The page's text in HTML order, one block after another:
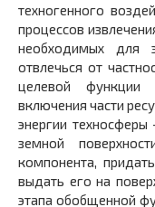
техногенного
процессов
необходимых для
отвлечься от
целевой
включения части
энергии
земной
компонента,
выдать его на
этапа обобщенной